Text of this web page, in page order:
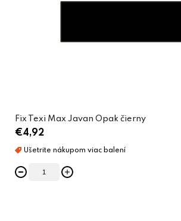
Fix Texi Max Javan Opak čierny
€4,92